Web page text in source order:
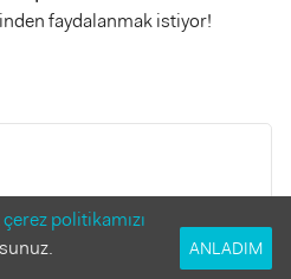
faydalanmak istiyor!
canım hazır gıda yok ona göre
anne sütüne en yakın olan
çerez politikamızı
ANLADIM